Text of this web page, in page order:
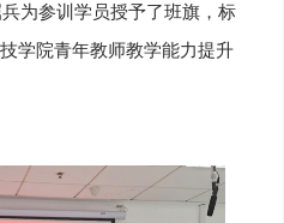
为参训学员授予了班旗，标
学院青年教师教学能力提升